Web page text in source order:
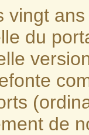
vingt
du
de